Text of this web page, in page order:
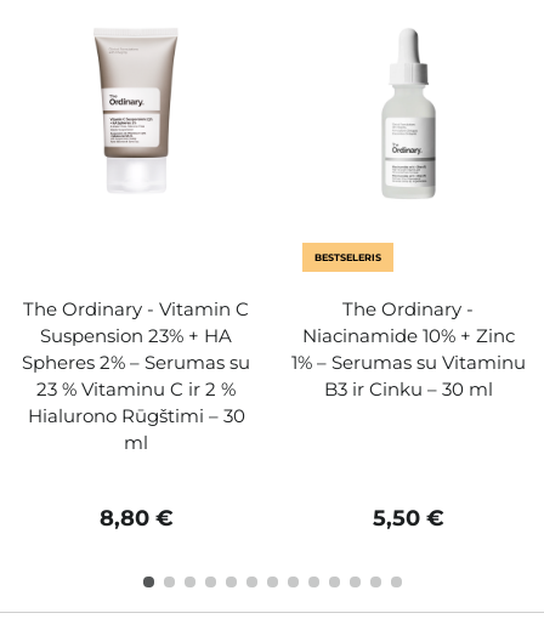
The Ordinary - Vitamin C
Suspension 23% + HA
Spheres 2% – Serumas su
23 % Vitaminu C ir 2 %
Hialurono Rūgštimi – 30
ml
8,80 €
BESTSELERIS
The Ordinary -
Niacinamide 10% + Zinc
1% – Serumas su Vitaminu
B3 ir Cinku – 30 ml
5,50 €